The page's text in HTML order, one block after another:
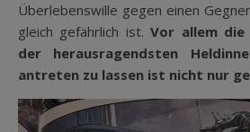
Überlebenswille gegen einen
gleich gefährlich ist.Vor allem die
der herausragendsten
antreten zu lassen ist nicht nur